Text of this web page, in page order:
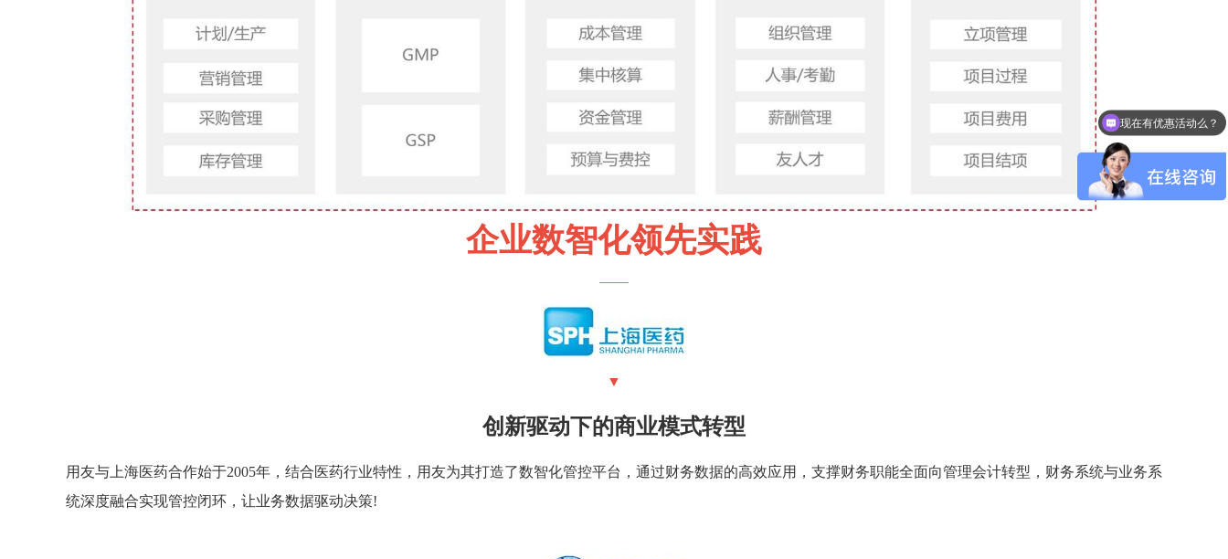
企业数智化领先实践
——
▼
创新驱动下的商业模式转型
用友与上海医药合作始于2005年，结合医药行业特性，用友为其打造了数智化管控平台，通过财务数据的高效应用，支撑财务职能全面向管理会计转型，财务系统与业务系
统深度融合实现管控闭环，让业务数据驱动决策!
现在有优惠活动么？